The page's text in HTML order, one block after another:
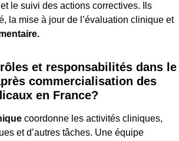
le suivi des actions correctives. Ils
la mise à jour de l’évaluation clinique et
et responsabilités dans le
commercialisation des
en France?
coordonne les activités cliniques,
et d’autres tâches. Une équipe